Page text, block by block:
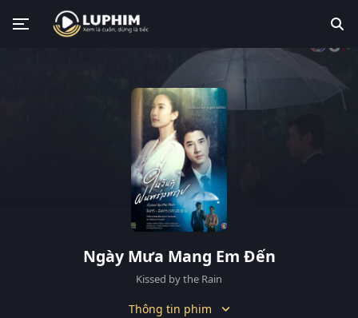
Ngày Mưa Mang Em Đến
Kissed by the Rain
Thông tin phim